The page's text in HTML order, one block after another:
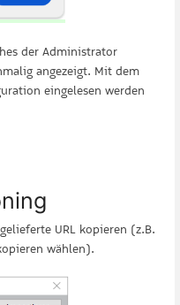
der Administrator
angezeigt. Mit dem
eingelesen werden
URL kopieren (z.B.
wählen).